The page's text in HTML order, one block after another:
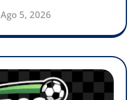
Ago 5, 2026